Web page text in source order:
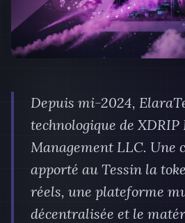
Depuis mi-2024,
technologique de
Management LLC. Une
apporté au Tessin la
réels, une plateforme
décentralisée et le